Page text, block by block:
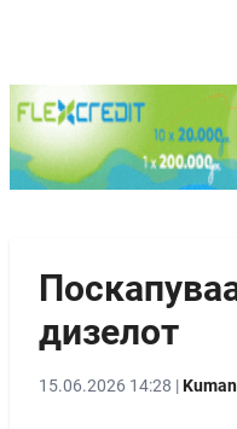
дизелот
15.06.2026 14:28 |